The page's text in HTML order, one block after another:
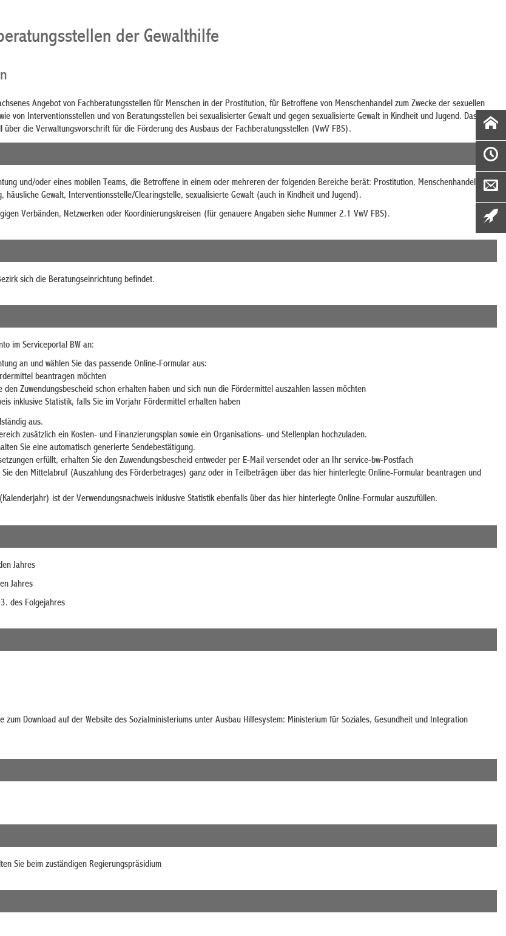
der Gewalthilfe
Angebot von Fachberatungsstellen für Menschen in der Prostitution, für Betroffene von Menschenhandel zum Zwecke der sexuellen
von Interventionsstellen und von Beratungsstellen bei sexualisierter Gewalt und gegen sexualisierte Gewalt in Kindheit und Jugend. Das Land
die Verwaltungsvorschrift für die Förderung des Ausbaus der Fachberatungsstellen (VwV FBS).
und/oder eines mobilen Teams, die Betroffene in einem oder mehreren der folgenden Bereiche berät: Prostitution, Menschenhandel
häusliche Gewalt, Interventionsstelle/Clearingstelle, sexualisierte Gewalt (auch in Kindheit und Jugend).
Verbänden, Netzwerken oder Koordinierungskreisen (für genauere Angaben siehe Nummer 2.1 VwV FBS).
sich die Beratungseinrichtung befindet.
im Serviceportal BW an:
an und wählen Sie das passende Online-Formular aus:
beantragen möchten
den Zuwendungsbescheid schon erhalten haben und sich nun die Fördermittel auszahlen lassen möchten
inklusive Statistik, falls Sie im Vorjahr Fördermittel erhalten haben
aus.
zusätzlich ein Kosten- und Finanzierungsplan sowie ein Organisations- und Stellenplan hochzuladen.
Sie eine automatisch generierte Sendebestätigung.
erfüllt, erhalten Sie den Zuwendungsbescheid entweder per E-Mail versendet oder an Ihr service-bw-Postfach
Sie den Mittelabruf (Auszahlung des Förderbetrages) ganz oder in Teilbeträgen über das hier hinterlegte Online-Formular beantragen und
ist der Verwendungsnachweis inklusive Statistik ebenfalls über das hier hinterlegte Online-Formular auszufüllen.
Jahres
Jahres
des Folgejahres
zum Download auf der Website des Sozialministeriums unter Ausbau Hilfesystem: Ministerium für Soziales, Gesundheit und Integration
Sie beim zuständigen Regierungspräsidium